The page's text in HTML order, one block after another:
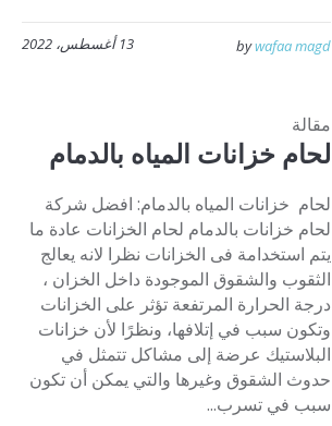
13 أغسطس، 2022 bywafaa magd
مقالة
لحام خزانات المياه بالدمام
لحام خزانات المياه بالدمام: افضل شركة
لحام خزانات بالدمام لحام الخزانات عادة ما
يتم استخدامة فى الخزانات نظرا لانه يعالج
الثقوب والشقوق الموجودة داخل الخزان ،
درجة الحرارة المرتفعة تؤثر على الخزانات
وتكون سبب في إتلافها، ونظرًا لأن خزانات
البلاستيك عرضة إلى مشاكل تتمثل في
حدوث الشقوق وغيرها والتي يمكن أن تكون
سبب في تسرب...